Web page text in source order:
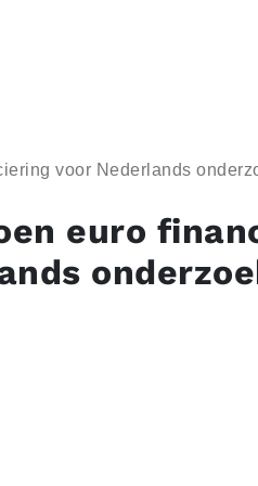
voor Nederlands
euro